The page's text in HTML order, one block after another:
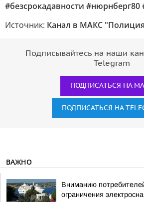
#безсрокадавности #нюрнберг80
Источник: Канал в МАКС
Подписывайтесь на наши
Telegram
ПОДПИСАТЬСЯ НА
ПОДПИСАТЬСЯ НА
ВАЖНО
Вниманию
ограничения